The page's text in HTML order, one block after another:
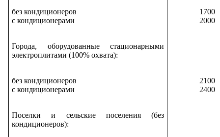
без кондиционеров
1700
с кондиционерами
2000
Города, оборудованные стационарными
электроплитами (100% охвата):
без кондиционеров
2100
с кондиционерами
2400
Поселки и сельские поселения (без
кондиционеров):